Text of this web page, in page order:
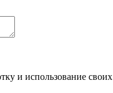
и использование